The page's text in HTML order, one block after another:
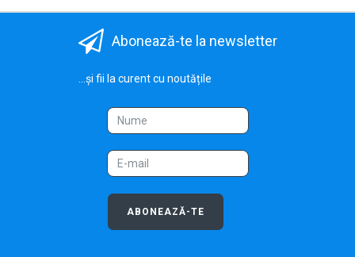
Abonează-te la newsletter
...și fii la curent cu noutățile
ABONEAZĂ-TE